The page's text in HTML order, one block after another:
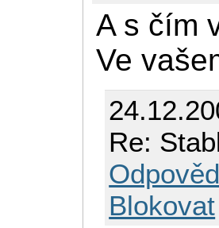
A s čím
Ve
Re:
Blokovat